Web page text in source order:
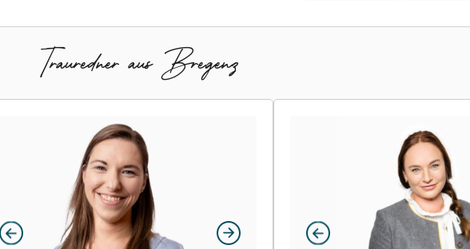
Trauredner aus Bregenz